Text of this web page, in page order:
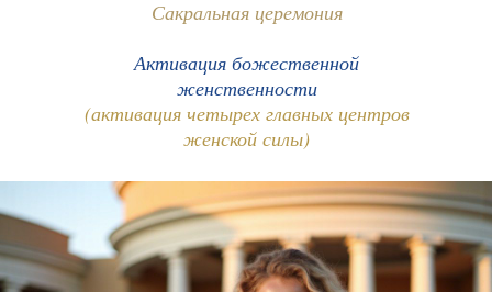
Сакральная церемония
Активация божественной
женственности
(активация четырех главных центров
женской силы)